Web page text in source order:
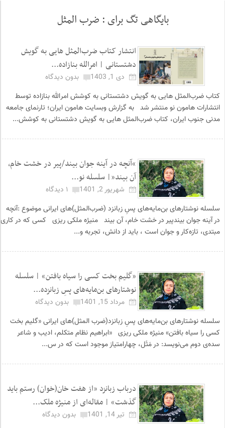
بایگاهی تگ برای : ضرب المثل
انتشار کتاب ضرب‌المثل هایی به گویش
دشتستانی | امرالله بنازاده...
دی 1, 1403
بدون دیدگاه
کتاب ضرب‌المثل هایی به گویش دشتستانی به کوشش امرالله بنازاده توسط
انتشارات هامون نو منتشر شد به گزارش وبسایت هامون ایران؛ تارنمای جامعه
مدنی جنوب ایران، کتاب ضرب‌المثل هایی به گویش دشتستانی به کوشش...
“آنچه در آینه جوان بیند/پیر در خشت خام،
آن بیند”| سلسله نو...
شهریور 2, 1401
۱ دیدگاه
سلسله نوشتارهای بن‌مایه‌های پسِ زبانزد (ضرب‌المثل)های ایرانی موضوع :آنچه
در آینه جوان بیندپیر در خشت خام، آن بیند منیژه ملکی ریزی کسی که در کاری
مبتدی، تازه‌کار و جوان است ، باید از دانش، تجربه و...
«گلیم بخت کسی را سیاه بافتن» | سلسله
نوشتارهای بن‌مایه‌های پسِ زبانزده...
مرداد 15, 1401
بدون دیدگاه
سلسله نوشتارهای بن‌مایه‌های پسِ زبانزد(ضرب المثل)های ایرانی «گلیم بخت
کسی را سیاه بافتن» منیژه ملکی ریزی «ابراهیم نظام متکلم، ادیب و شاعر
سده‌ی دوم می‌نویسد: در مَثَل، چهار‌امتیاز موجود است که در س...
درباب زبانزد «از هفت خان(خوان) رستم باید
گذشت» | مقاله‌ای از منیژه ملک...
تیر 14, 1401
بدون دیدگاه